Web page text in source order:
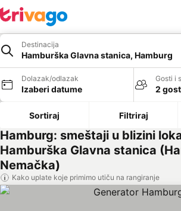
Destinacija
Hamburška Glavna stanica, Hamburg
Dolazak/odlazak
Izaberi datume
Gosti i
2
Sortiraj Filtriraj
Hamburg: smeštaji u blizini
Hamburška Glavna stanica
Nemačka)
Kako uplate koje primimo utiču na rangiranje